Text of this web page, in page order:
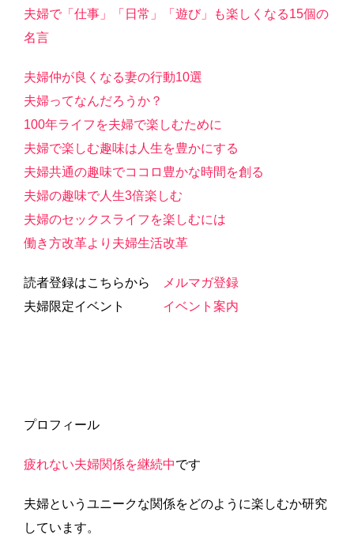
夫婦で「仕事」「日常」「遊び」も楽しくなる15個の
名言
夫婦仲が良くなる妻の行動10選
夫婦ってなんだろうか？
100年ライフを夫婦で楽しむために
夫婦で楽しむ趣味は人生を豊かにする
夫婦共通の趣味でココロ豊かな時間を創る
夫婦の趣味で人生3倍楽しむ
夫婦のセックスライフを楽しむには
働き方改革より夫婦生活改革
読者登録はこちらから
メルマガ登録
夫婦限定イベント イベント案内
プロフィール
疲れない夫婦関係を継続中です
夫婦というユニークな関係をどのように楽しむか研究
しています。